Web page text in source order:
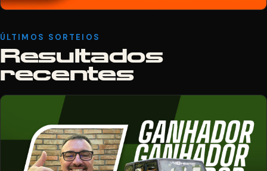
ÚLTIMOS SORTEIOS
Resultados
recentes